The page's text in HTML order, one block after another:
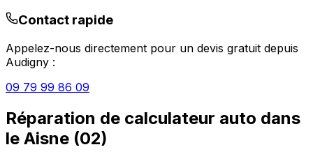
Contact rapide
Appelez-nous directement pour un devis gratuit depuis
Audigny :
09 79 99 86 09
Réparation de calculateur auto dans
le Aisne (02)